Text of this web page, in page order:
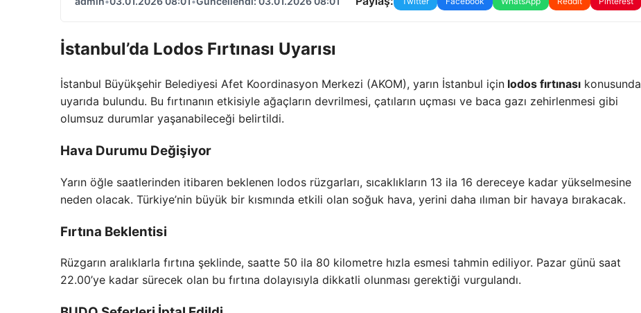
İstanbul’da Lodos Fırtınası Uyarısı
İstanbul Büyükşehir Belediyesi Afet Koordinasyon Merkezi (AKOM), yarın İstanbul için lodos fırtınası konusunda
uyarıda bulundu. Bu fırtınanın etkisiyle ağaçların devrilmesi, çatıların uçması ve baca gazı zehirlenmesi gibi
olumsuz durumlar yaşanabileceği belirtildi.
Hava Durumu Değişiyor
Yarın öğle saatlerinden itibaren beklenen lodos rüzgarları, sıcaklıkların 13 ila 16 dereceye kadar yükselmesine
neden olacak. Türkiye’nin büyük bir kısmında etkili olan soğuk hava, yerini daha ılıman bir havaya bırakacak.
Fırtına Beklentisi
Rüzgarın aralıklarla fırtına şeklinde, saatte 50 ila 80 kilometre hızla esmesi tahmin ediliyor. Pazar günü saat
22.00’ye kadar sürecek olan bu fırtına dolayısıyla dikkatli olunması gerektiği vurgulandı.